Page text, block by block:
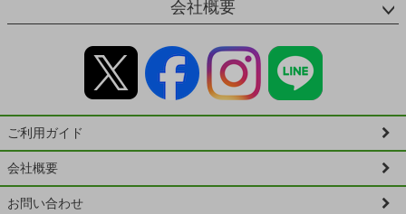
会社概要
ご利用ガイド
会社概要
お問い合わせ